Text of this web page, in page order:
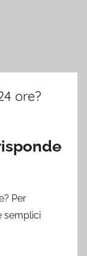
ore?
Per
semplici